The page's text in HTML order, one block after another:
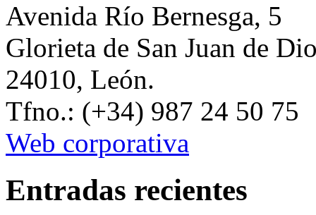
Avenida Río Bernesga, 5
Glorieta de San Juan de
24010, León.
Tfno.: (+34) 987 24 50 75
Web corporativa
Entradas recientes